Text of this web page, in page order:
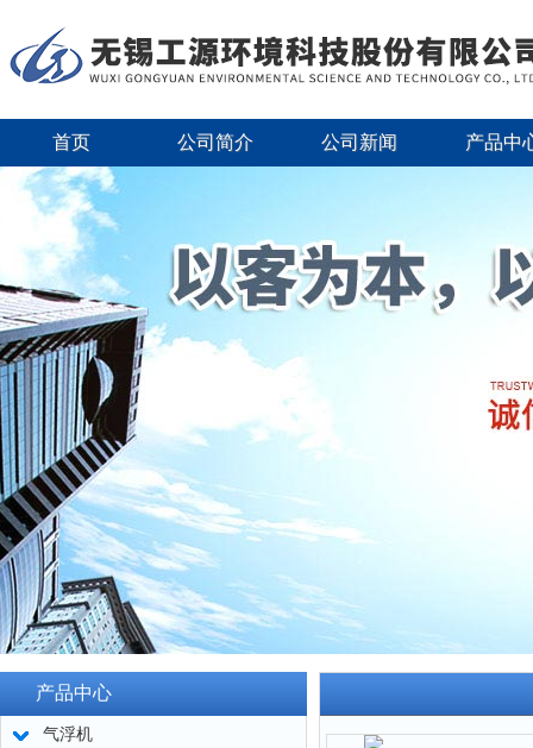
首页 公司简介 公司新闻 产品中
产品中心
气浮机